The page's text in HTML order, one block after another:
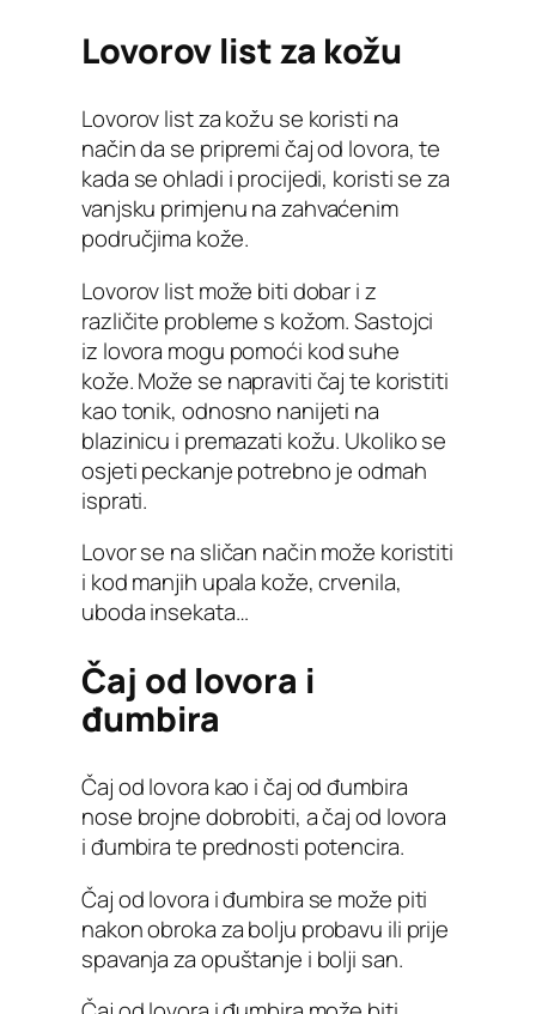
Lovorov list za kožu
Lovorov list za kožu se koristi na
način da se pripremi čaj od lovora, te
kada se ohladi i procijedi, koristi se za
vanjsku primjenu na zahvaćenim
područjima kože.
Lovorov list može biti dobar i z
različite probleme s kožom. Sastojci
iz lovora mogu pomoći kod suhe
kože. Može se napraviti čaj te koristiti
kao tonik, odnosno nanijeti na
blazinicu i premazati kožu. Ukoliko se
osjeti peckanje potrebno je odmah
isprati.
Lovor se na sličan način može koristiti
i kod manjih upala kože, crvenila,
uboda insekata…
Čaj od lovora i
đumbira
Čaj od lovora kao i čaj od đumbira
nose brojne dobrobiti, a čaj od lovora
i đumbira te prednosti potencira.
Čaj od lovora i đumbira se može piti
nakon obroka za bolju probavu ili prije
spavanja za opuštanje i bolji san.